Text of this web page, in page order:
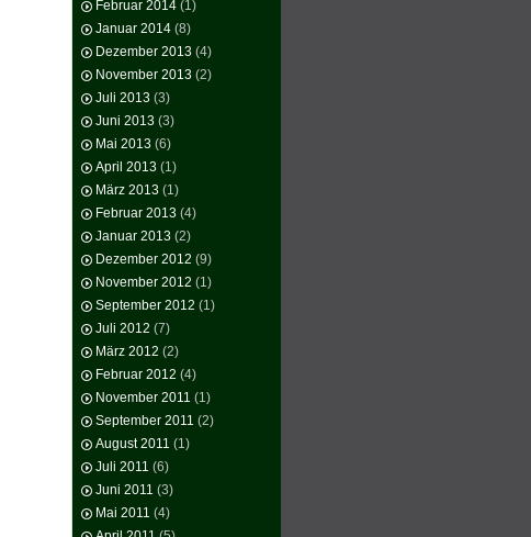
Februar 2014 (1)
Januar 2014 (8)
Dezember 2013 (4)
November 2013 (2)
Juli 2013 (3)
Juni 2013 (3)
Mai 2013 (6)
April 2013 (1)
März 2013 (1)
Februar 2013 (4)
Januar 2013 (2)
Dezember 2012 (9)
November 2012 (1)
September 2012 (1)
Juli 2012 (7)
März 2012 (2)
Februar 2012 (4)
November 2011 (1)
September 2011 (2)
August 2011 (1)
Juli 2011 (6)
Juni 2011 (3)
Mai 2011 (4)